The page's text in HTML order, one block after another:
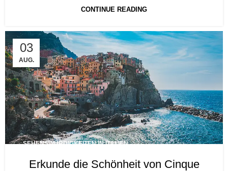
CONTINUE READING
03
AUG.
SEHENSWÜRDIGKEITEN IN ITALIEN
Erkunde die Schönheit von Cinque